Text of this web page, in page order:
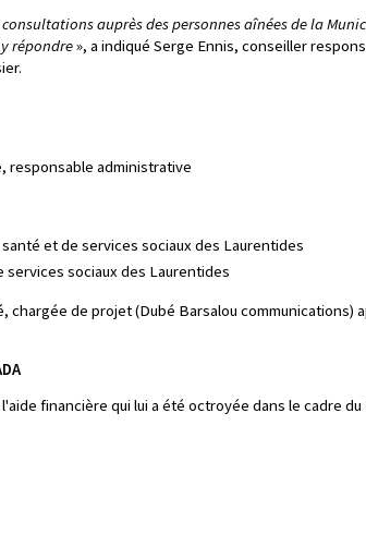
auprès des personnes aînées de la
répondre», a indiqué Serge Ennis, conseiller
responsable administrative
et de services sociaux des Laurentides
sociaux des Laurentides
de projet (Dubé Barsalou communications)
financière qui lui a été octroyée dans le cadre